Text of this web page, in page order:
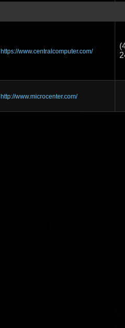
https://www.centralcomputer.com/
http://www.microcenter.com/